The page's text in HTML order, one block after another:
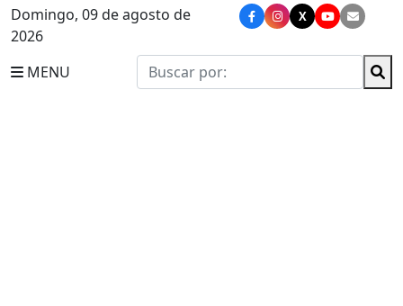
Domingo, 09 de agosto de
2026
X
MENU